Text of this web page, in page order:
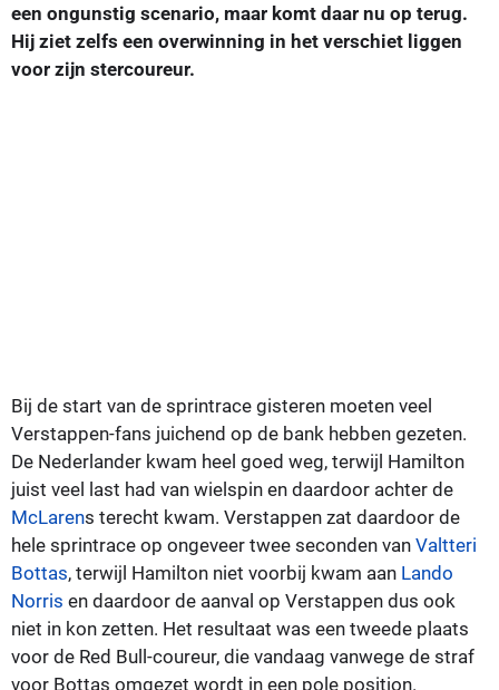
een ongunstig scenario, maar komt daar nu op terug.
Hij ziet zelfs een overwinning in het verschiet liggen
voor zijn stercoureur.
Bij de start van de sprintrace gisteren moeten veel
Verstappen-fans juichend op de bank hebben gezeten.
De Nederlander kwam heel goed weg, terwijl Hamilton
juist veel last had van wielspin en daardoor achter de
McLarens terecht kwam. Verstappen zat daardoor de
hele sprintrace op ongeveer twee seconden van Valtteri
Bottas, terwijl Hamilton niet voorbij kwam aan Lando
Norris en daardoor de aanval op Verstappen dus ook
niet in kon zetten. Het resultaat was een tweede plaats
voor de Red Bull-coureur, die vandaag vanwege de straf
voor Bottas omgezet wordt in een pole position.